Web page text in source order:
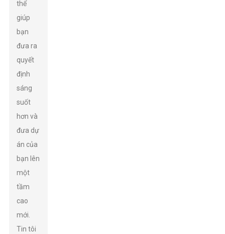
thể
giúp
bạn
đưa ra
quyết
định
sáng
suốt
hơn và
đưa dự
án của
bạn lên
một
tầm
cao
mới.
Tin tôi